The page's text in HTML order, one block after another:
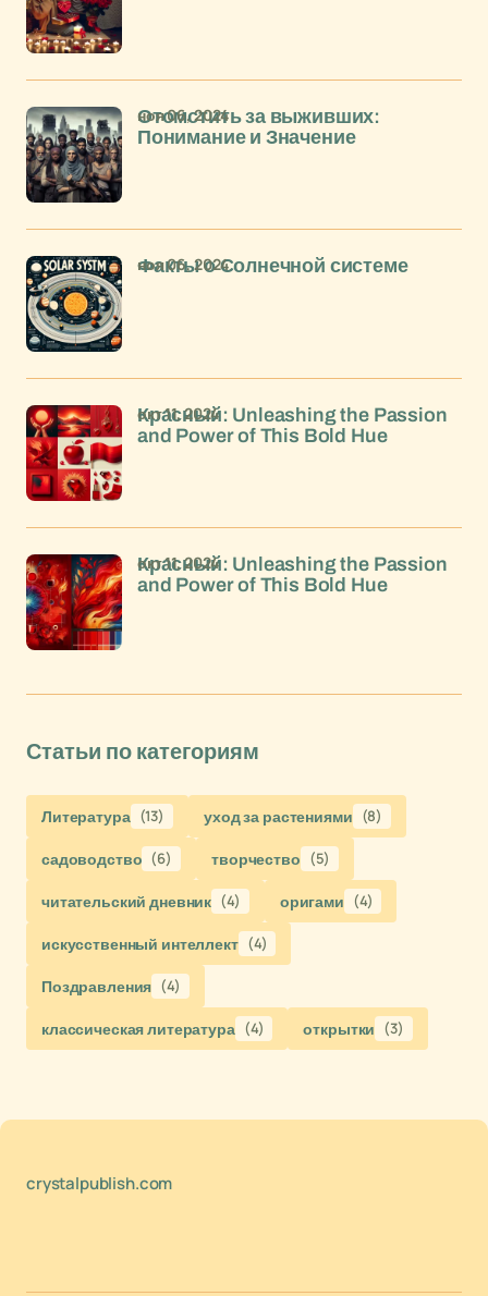
Отомстить за выживших:
Понимание и Значение
ноя 06, 2024
Факты о Солнечной системе
ноя 06, 2024
Красный: Unleashing the Passion
and Power of This Bold Hue
окт 11, 2024
Красный: Unleashing the Passion
and Power of This Bold Hue
окт 11, 2024
Статьи по категориям
Литература (13) уход за растениями (8)
садоводство (6) творчество (5)
читательский дневник (4) оригами (4)
искусственный интеллект (4)
Поздравления (4)
классическая литература (4) открытки (3)
crystalpublish.com